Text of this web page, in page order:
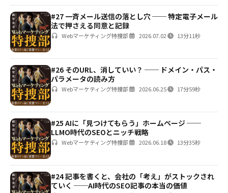
#27 一斉メール送信の落とし穴 ── 特定電子メール
法で押さえる同意と記録
Webマーケティング特捜部 2026.07.02 13分11秒
#26 そのURL、消していい？ ── ドメイン・パス・
パラメータの読み方
Webマーケティング特捜部 2026.06.25 17分59秒
#25 AIに「見つけてもらう」ホームページ ──
LLMO時代のSEOとニッチ戦略
Webマーケティング特捜部 2026.06.18 13分35秒
#24 記事を書くと、会社の「考え」がストックされ
ていく ──AI時代のSEO記事の本当の価値